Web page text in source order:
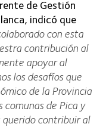
de Gestión
indicó que
con esta
contribución al
apoyar al
los desafíos que
de la Provincia
de Pica y
querido contribuir al